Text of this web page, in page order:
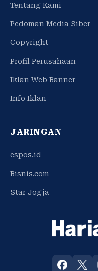
Tentang Kami
Pedoman Media Siber
Copyright
Profil Perusahaan
Iklan Web Banner
Info Iklan
JARINGAN
espos.id
Bisnis.com
Star Jogja